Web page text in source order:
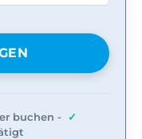
buchen -
✓